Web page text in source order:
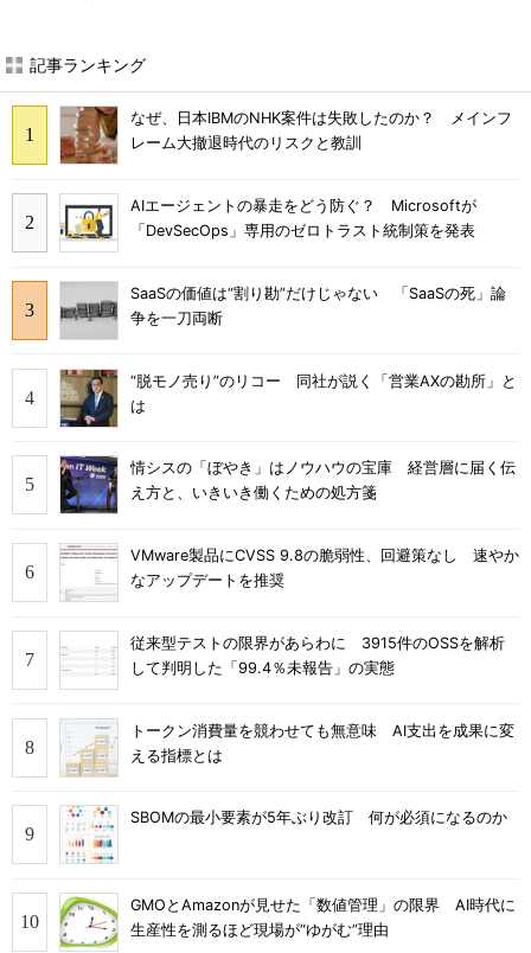
記事ランキング
なぜ、日本IBMのNHK案件は失敗したのか？ メインフ
レーム大撤退時代のリスクと教訓
AIエージェントの暴走をどう防ぐ？ Microsoftが
「DevSecOps」専用のゼロトラスト統制策を発表
SaaSの価値は“割り勘”だけじゃない 「SaaSの死」論
争を一刀両断
“脱モノ売り”のリコー 同社が説く「営業AXの勘所」と
は
情シスの「ぼやき」はノウハウの宝庫 経営層に届く伝
え方と、いきいき働くための処方箋
VMware製品にCVSS 9.8の脆弱性、回避策なし 速やか
なアップデートを推奨
従来型テストの限界があらわに 3915件のOSSを解析
して判明した「99.4％未報告」の実態
トークン消費量を競わせても無意味 AI支出を成果に変
える指標とは
SBOMの最小要素が5年ぶり改訂 何が必須になるのか
GMOとAmazonが見せた「数値管理」の限界 AI時代に
生産性を測るほど現場が“ゆがむ”理由